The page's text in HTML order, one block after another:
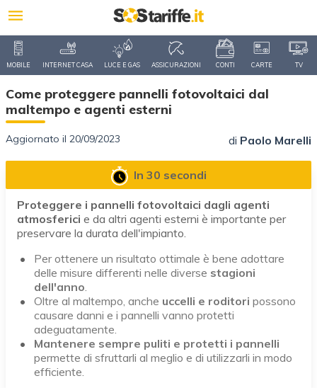
MOBILE INTERNET CASA LUCE E GAS ASSICURAZIONI CONTI CARTE TV
Come proteggere pannelli fotovoltaici dal
maltempo e agenti esterni
Aggiornato il 20/09/2023 di Paolo Marelli
In 30 secondi
Proteggere i pannelli fotovoltaici dagli agenti
atmosferici e da altri agenti esterni è importante per
preservare la durata dell'impianto.
Per ottenere un risultato ottimale è bene adottare
delle misure differenti nelle diverse stagioni
dell'anno.
Oltre al maltempo, anche uccelli e roditori possono
causare danni e i pannelli vanno protetti
adeguatamente.
Mantenere sempre puliti e protetti i pannelli
permette di sfruttarli al meglio e di utilizzarli in modo
efficiente.